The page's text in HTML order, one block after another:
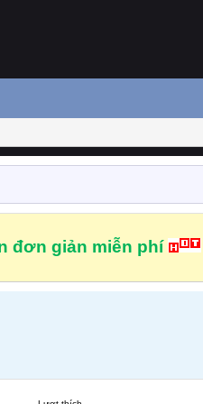
đơn giản miễn phí